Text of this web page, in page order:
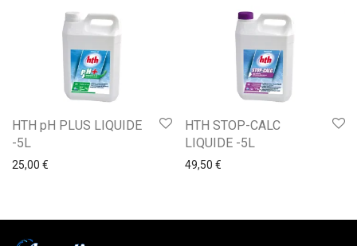
HTH pH PLUS LIQUIDE
-5L
25,00 €
HTH STOP-CALC
LIQUIDE -5L
49,50 €